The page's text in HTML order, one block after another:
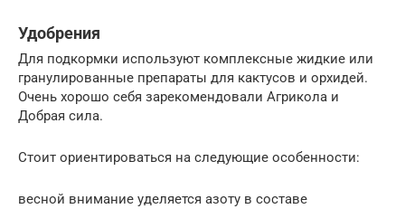
Удобрения
Для подкормки используют комплексные жидкие или
гранулированные препараты для кактусов и орхидей.
Очень хорошо себя зарекомендовали Агрикола и
Добрая сила.
Стоит ориентироваться на следующие особенности:
весной внимание уделяется азоту в составе